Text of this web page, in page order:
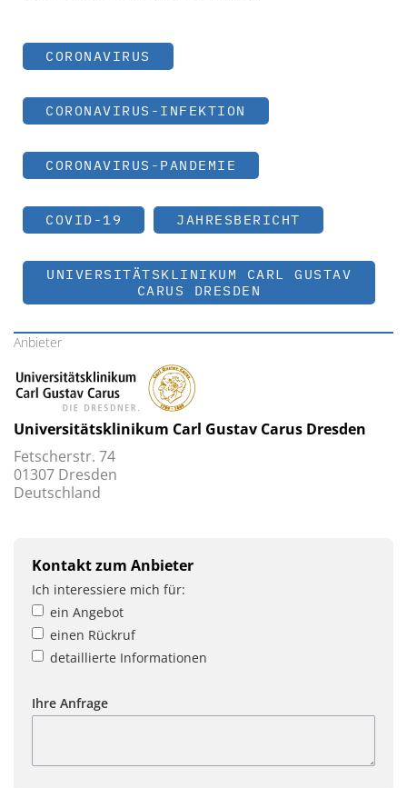
CORONAVIRUS
CORONAVIRUS-INFEKTION
CORONAVIRUS-PANDEMIE
COVID-19 JAHRESBERICHT
UNIVERSITÄTSKLINIKUM CARL GUSTAV
CARUS DRESDEN
Anbieter
Universitätsklinikum Carl Gustav Carus ­Dresden
Fetscherstr. 74
01307 ­Dresden
Deutschland
Kontakt zum Anbieter
Ich interessiere mich für:
ein Angebot
einen Rückruf
detaillierte Informationen
Ihre Anfrage